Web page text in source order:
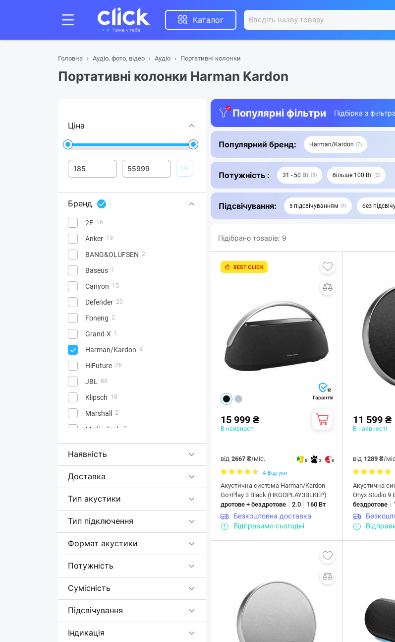
Каталог
Головна Аудіо, фото, відео Аудіо Портативні колонки
Портативні колонки Harman Kardon
Ціна
Ок
Бренд
2E 16
Anker 19
BANG&OLUFSEN 2
Baseus 1
Canyon 15
Defender 20
Foneng 2
Grand-X 1
Harman/Kardon 9
HiFuture 26
JBL 88
Klipsch 10
Marshall 2
Media-Tech 7
Motorola 2
NoName
Promate
Proove 12
REAL-EL
Recci 1
Sharp 3
Trust
Наявність
Доставка
Тип акустики
Тип підключення
Формат акустики
Потужність
Сумісність
Підсвічування
Індикація
Популярні фільтри Підбірка з
Популярний бренд: Harman/Kardon 7
Потужність : 31 - 50 Вт 5 більше 100 Вт 2
Підсвічування: з підсвічуванням 3 без
Підібрано товарів: 9
BEST CLICK
12
Гарантія
15 999 ₴
В наявності
від 2667 ₴/міс. 6 3 6
4 Відгуки
Акустична система Harman/Kardon
Go+Play 3 Black (HKGOPLAY3BLKEP)
дротове + бездротове
2.0 160 Вт
Безкоштовна доставка
Відправимо сьогодні
11 599 ₴
В наявності
від 1289 ₴/
Акустична
Onyx Studio 9
бездротове